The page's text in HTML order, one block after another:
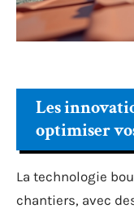
Les
optimiser
La technologie
chantiers, avec